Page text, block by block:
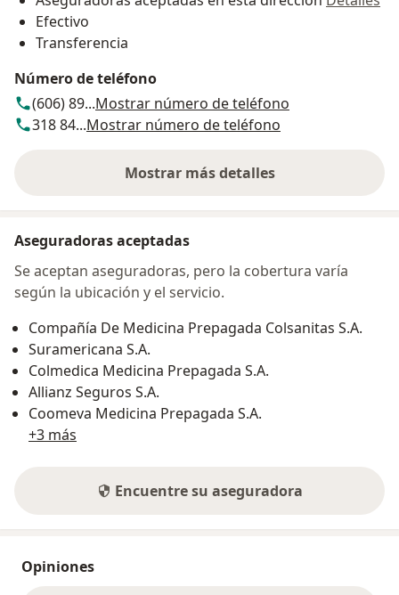
Efectivo
Transferencia
Número de teléfono
(606) 89...Mostrar número de teléfono
318 84...Mostrar número de teléfono
Mostrar más detalles
sobre la dirección
Aseguradoras aceptadas
Se aceptan aseguradoras, pero la cobertura varía
según la ubicación y el servicio.
Compañía De Medicina Prepagada Colsanitas S.A.
Suramericana S.A.
Colmedica Medicina Prepagada S.A.
Allianz Seguros S.A.
Coomeva Medicina Prepagada S.A.
+3 más
Encuentre su aseguradora
Opiniones